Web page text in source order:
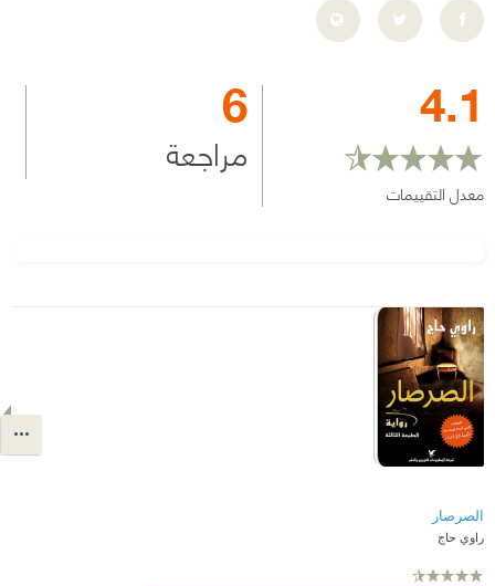
4.1
معدل التقييمات
6
مراجعة
الصرصار
راوي حاج